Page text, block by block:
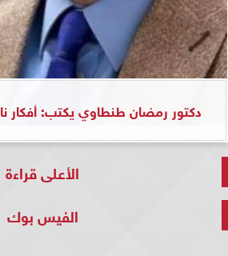
دكتور رمضان طنطاوي يكتب: أفكار
الأعلى قراءة
الفيس بوك